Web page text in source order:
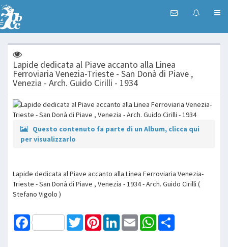
Lapide dedicata al Piave accanto alla Linea
Ferroviaria Venezia-Trieste - San Donà di Piave ,
Venezia - Arch. Guido Cirilli - 1934
Questo contenuto fa parte di un Album, clicca qui
per visualizzarlo
Lapide dedicata al Piave accanto alla Linea Ferroviaria Venezia-
Trieste - San Donà di Piave , Venezia - 1934 - Arch. Guido Cirilli (
Stefano Vigolo )
Facebook TwitterPinterestLinkedInEmail WhatsApp